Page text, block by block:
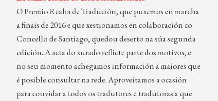
O Premio Realia de Tradución, que puxemos en marcha
a finais de 2016 e que xestionamos en colaboración co
Concello de Santiago, quedou deserto na súa segunda
edición. A acta do xurado reflicte parte dos motivos, e
no seu momento achegamos información a maiores que
é posible consultar na rede. Aproveitamos a ocasión
para convidar a todos os tradutores e tradutoras a que